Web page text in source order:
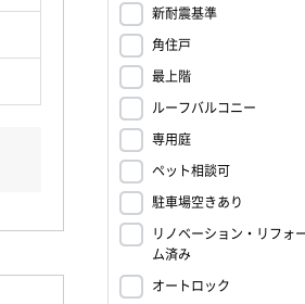
新耐震基準
角住戸
最上階
ルーフバルコニー
専用庭
ペット相談可
駐車場空きあり
リノベーション・リフォ
ム済み
オートロック